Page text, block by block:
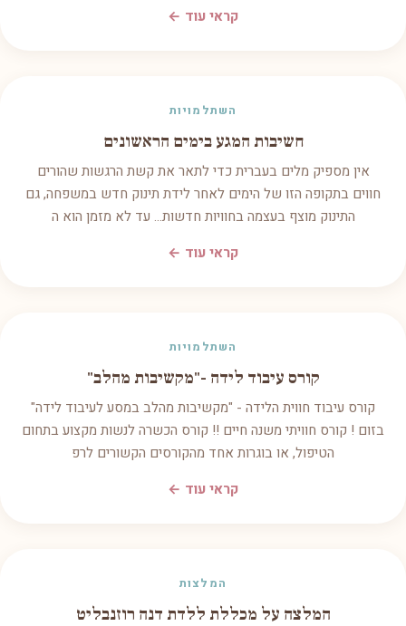
קראי עוד ←
השתלמויות
חשיבות המגע בימים הראשונים
אין מספיק מלים בעברית כדי לתאר את קשת הרגשות שהורים
חווים בתקופה הזו של הימים לאחר לידת תינוק חדש במשפחה, גם
התינוק מוצף בעצמה בחוויות חדשות... עד לא מזמן הוא ה
קראי עוד ←
השתלמויות
קורס עיבוד לידה -"מקשיבות מהלב"
קורס עיבוד חווית הלידה - "מקשיבות מהלב במסע לעיבוד לידה"
בזום ! קורס חוויתי משנה חיים !! קורס הכשרה לנשות מקצוע בתחום
הטיפול, או בוגרות אחד מהקורסים הקשורים לרפ
קראי עוד ←
המלצות
המלצה על מכללת ללדת דנה רוזנבליט